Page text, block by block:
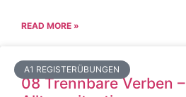
READ MORE »
A1 REGISTERÜBUNGEN
08 Trennbare Verben –